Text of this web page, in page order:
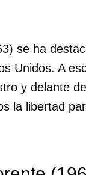
se ha
Unidos. A
y delante
la libertad